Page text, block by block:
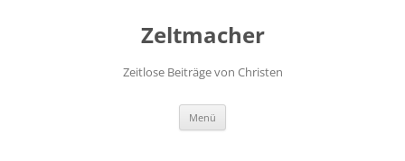
Zeltmacher
Zeitlose Beiträge von Christen
Menü